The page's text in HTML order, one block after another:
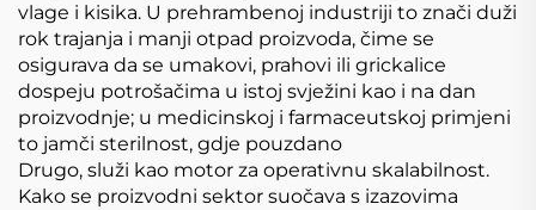
vlage i kisika. U prehrambenoj industriji to znači duži
rok trajanja i manji otpad proizvoda, čime se
osigurava da se umakovi, prahovi ili grickalice
dospeju potrošačima u istoj svježini kao i na dan
proizvodnje; u medicinskoj i farmaceutskoj primjeni
to jamči sterilnost, gdje pouzdano
Drugo, služi kao motor za operativnu skalabilnost.
Kako se proizvodni sektor suočava s izazovima